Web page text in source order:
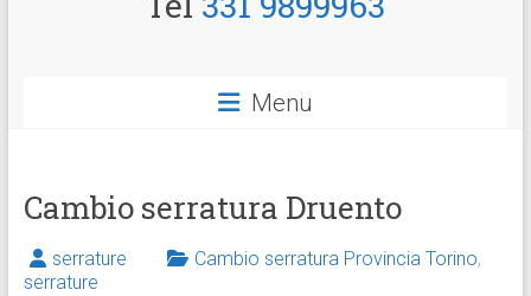
Menu
Cambio serratura Druento
serrature Cambio serratura Provincia Torino,
serrature